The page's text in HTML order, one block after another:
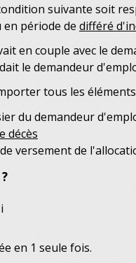
suivante soit
période de différé
en couple avec le
le demandeur
tous les
du demandeur
décès
versement de
en 1 seule fois.